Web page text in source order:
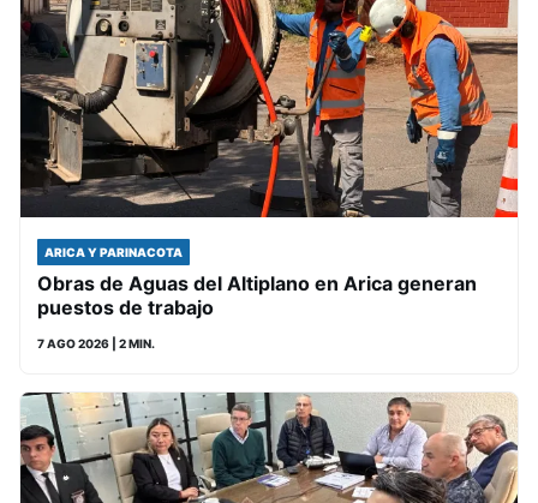
ARICA Y PARINACOTA
Obras de Aguas del Altiplano en Arica generan
puestos de trabajo
7 AGO 2026 | 2 MIN.